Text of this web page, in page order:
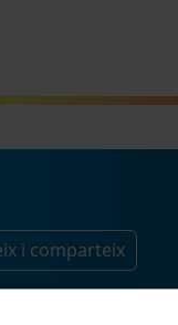
i comparteix